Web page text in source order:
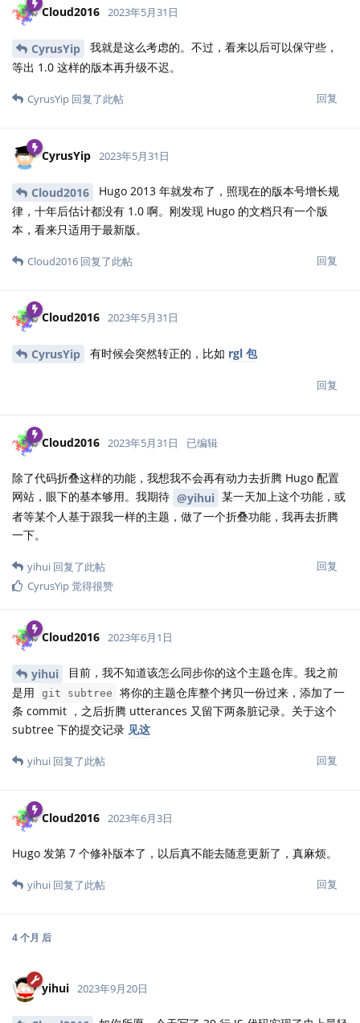
Cloud2016 2023年5月31日
CyrusYip
我就是这么考虑的。不过，看来以后可以保守些，
等出 1.0 这样的版本再升级不迟。
回复
CyrusYip 回复了此帖
CyrusYip 2023年5月31日
Cloud2016
Hugo 2013 年就发布了，照现在的版本号增长规
律，十年后估计都没有 1.0 啊。刚发现 Hugo 的文档只有一个版
本，看来只适用于最新版。
回复
Cloud2016 回复了此帖
Cloud2016 2023年5月31日
CyrusYip 有时候会突然转正的，比如 rgl 包
回复
Cloud2016 2023年5月31日 已编辑
除了代码折叠这样的功能，我想我不会再有动力去折腾 Hugo 配置
网站，眼下的基本够用。我期待 @yihui 某一天加上这个功能，或
者等某个人基于跟我一样的主题，做了一个折叠功能，我再去折腾
一下。
回复
yihui 回复了此帖
CyrusYip觉得很赞
Cloud2016 2023年6月1日
yihui
目前，我不知道该怎么同步你的这个主题仓库。我之前
是用
git subtree
将你的主题仓库整个拷贝一份过来，添加了一
条 commit ，之后折腾 utterances 又留下两条脏记录。关于这个
subtree 下的提交记录 见这
回复
yihui 回复了此帖
Cloud2016 2023年6月3日
Hugo 发第 7 个修补版本了，以后真不能去随意更新了，真麻烦。
回复
yihui 回复了此帖
4 个月 后
yihui 2023年9月20日